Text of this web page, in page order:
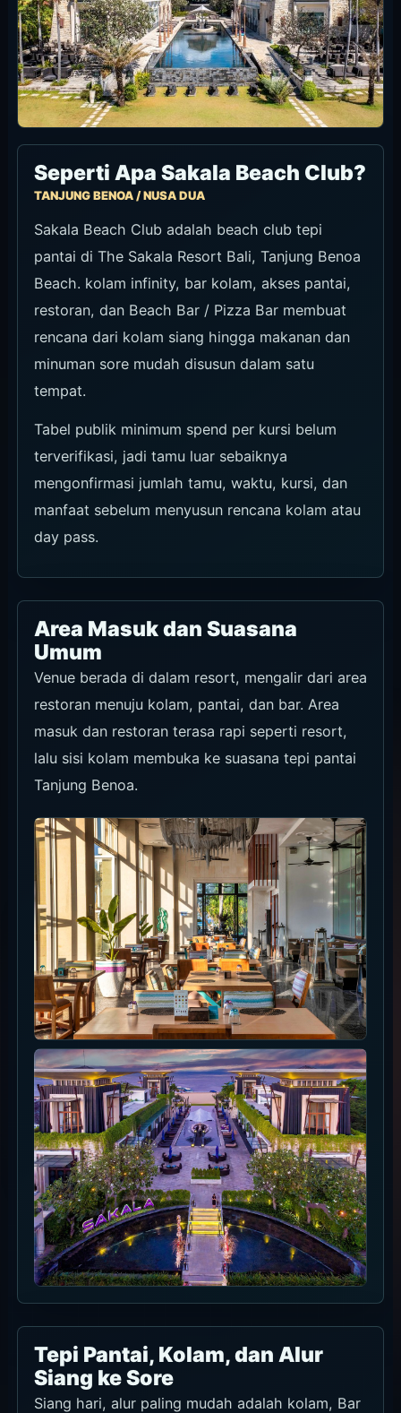
Seperti Apa Sakala Beach Club?
TANJUNG BENOA / NUSA DUA
Sakala Beach Club adalah beach club tepi
pantai di The Sakala Resort Bali, Tanjung Benoa
Beach. kolam infinity, bar kolam, akses pantai,
restoran, dan Beach Bar / Pizza Bar membuat
rencana dari kolam siang hingga makanan dan
minuman sore mudah disusun dalam satu
tempat.
Tabel publik minimum spend per kursi belum
terverifikasi, jadi tamu luar sebaiknya
mengonfirmasi jumlah tamu, waktu, kursi, dan
manfaat sebelum menyusun rencana kolam atau
day pass.
Area Masuk dan Suasana
Umum
Venue berada di dalam resort, mengalir dari area
restoran menuju kolam, pantai, dan bar. Area
masuk dan restoran terasa rapi seperti resort,
lalu sisi kolam membuka ke suasana tepi pantai
Tanjung Benoa.
Tepi Pantai, Kolam, dan Alur
Siang ke Sore
Siang hari, alur paling mudah adalah kolam, Bar